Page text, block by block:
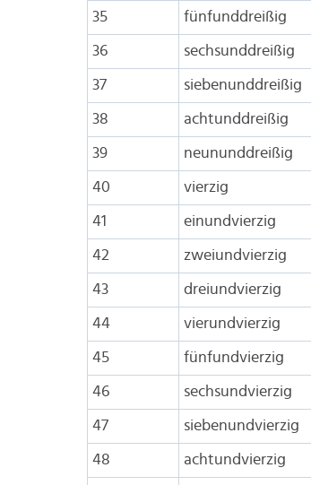
35 fünfunddreißig
36 sechsunddreißig
37 siebenunddreißig
38 achtunddreißig
39 neununddreißig
40 vierzig
41 einundvierzig
42 zweiundvierzig
43 dreiundvierzig
44 vierundvierzig
45 fünfundvierzig
46 sechsundvierzig
47 siebenundvierzig
48 achtundvierzig